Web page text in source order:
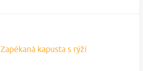
Zapékaná kapusta s rýží